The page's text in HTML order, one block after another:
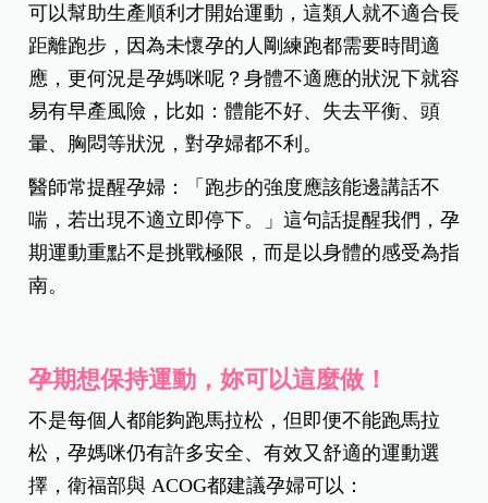
可以幫助生產順利才開始運動，這類人就不適合長
距離跑步，因為未懷孕的人剛練跑都需要時間適
應，更何況是孕媽咪呢？身體不適應的狀況下就容
易有早產風險，比如：體能不好、失去平衡、頭
暈、胸悶等狀況，對孕婦都不利。
醫師常提醒孕婦：「跑步的強度應該能邊講話不
喘，若出現不適立即停下。」這句話提醒我們，孕
期運動重點不是挑戰極限，而是以身體的感受為指
南。
孕期想保持運動，妳可以這麼做！
不是每個人都能夠跑馬拉松，但即便不能跑馬拉
松，孕媽咪仍有許多安全、有效又舒適的運動選
擇，衛福部與 ACOG都建議孕婦可以：